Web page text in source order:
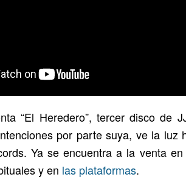
“El Heredero”, tercer disco de
por parte suya, ve la luz
Ya se encuentra a la venta en
y en las plataformas.